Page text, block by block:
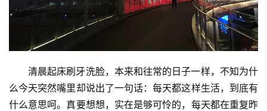
清晨起床刷牙洗脸，本来和往常的日子一样，不知为什
么今天突然嘴里却说出了一句话：每天都这样生活，到底有
什么意思呵。真要想想，实在是够可怜的，每天都在重复昨